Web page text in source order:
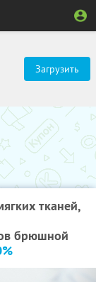
Загрузить
тканей,
брюшной